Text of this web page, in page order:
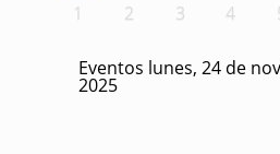
1
2 3 4
Eventos lunes, 24 de
2025